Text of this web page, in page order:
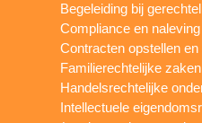
Begeleiding bij
Compliance en
Contracten opstellen
Familierechtelijke zaken
Handelsrechtelijke
Intellectuele